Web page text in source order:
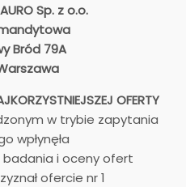
Sp. z o.o.
Bród 79A
OFERTY
w trybie zapytania
wpłynęła
i oceny ofert
ofercie nr 1